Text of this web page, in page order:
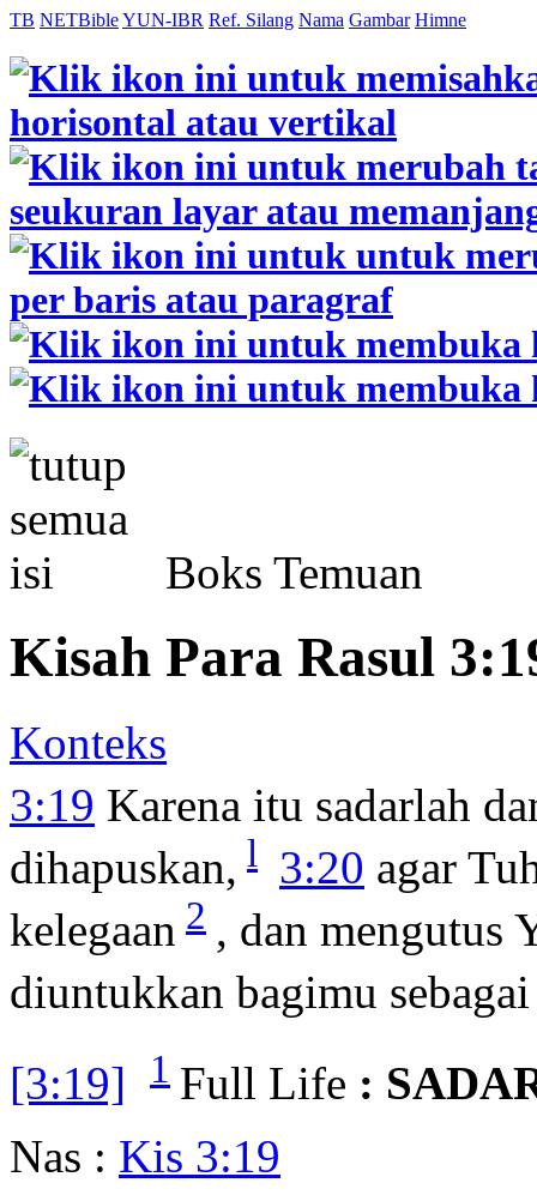
TB NETBibleYUN-IBR Ref. Silang Nama Gambar Himne
Boks Temuan
Kisah Para Rasul
Konteks
3:19 Karena itu sadarlah
dihapuskan, l 3:20 agar
kelegaan 2 , dan mengutus
diuntukkan bagimu
[3:19]
1 Full Life :
Nas : Kis 3:19